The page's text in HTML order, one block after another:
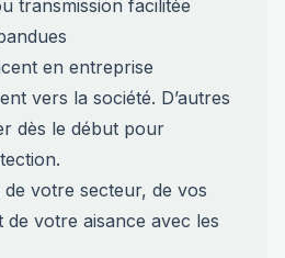
transmission facilitée
en entreprise
vers la société. D’autres
dès le début pour
votre secteur, de vos
de votre aisance avec les